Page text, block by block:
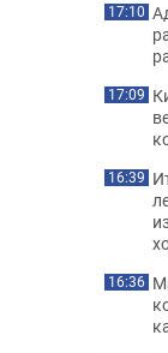
17:10
17:09
16:39
16:36